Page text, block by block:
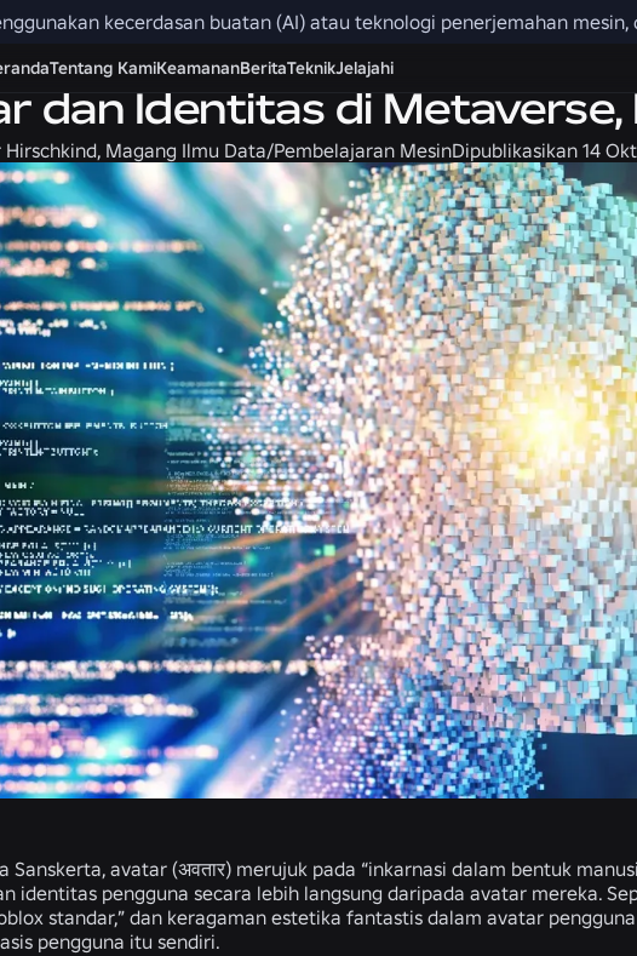
kecerdasan buatan (AI) atau teknologi penerjemahan
Tentang KamiKeamananBeritaTeknikJelajahi
Karier
dan Identitas di Metaverse,
Hirschkind, Magang Ilmu Data/Pembelajaran MesinDipublikasikan 14
Sanskerta, avatar (अवतार) merujuk pada “inkarnasi dalam bentuk
identitas pengguna secara lebih langsung daripada avatar mereka.
standar,” dan keragaman estetika fantastis dalam avatar
pengguna itu sendiri.